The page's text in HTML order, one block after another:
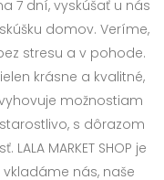
7 dní, vyskúšať u nás
domov. Veríme,
stresu a v pohode.
krásne a kvalitné,
možnostiam
s dôrazom
MARKET SHOP je
nás, naše